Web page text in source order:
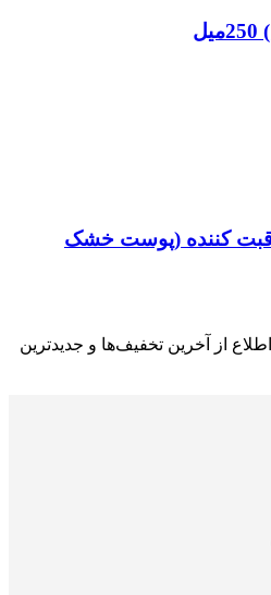
کننده (پوست خشک
از آخرین تخفیف‌ها و جدیدترین